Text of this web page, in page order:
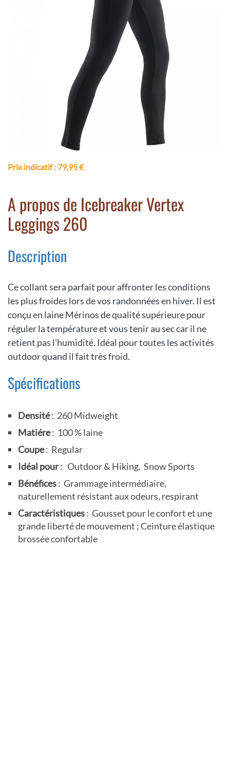
Prix indicatif: 79,95 €
A propos de Icebreaker Vertex
Leggings 260
Description
Ce collant sera parfait pour affronter les conditions
les plus froides lors de vos randonnées en hiver. Il est
conçu en laine Mérinos de qualité supérieure pour
réguler la température et vous tenir au sec car il ne
retient pas l'humidité. Idéal pour toutes les activités
outdoor quand il fait très froid.
Spécifications
Densité: 260 Midweight
Matiére: 100 % laine
Coupe: Regular
Idéal pour: Outdoor & Hiking, Snow Sports
Bénéfices: Grammage intermédiaire,
naturellement résistant aux odeurs, respirant
Caractéristiques: Gousset pour le confort et une
grande liberté de mouvement ; Ceinture élastique
brossée confortable